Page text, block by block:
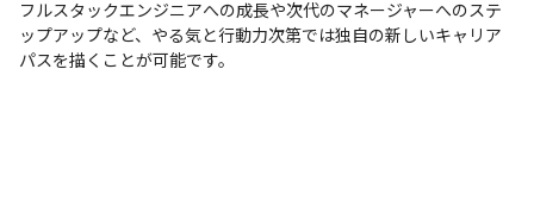
フルスタックエンジニアへの成長や次代のマネージャーへのステ
ップアップなど、やる気と行動力次第では独自の新しいキャリア
パスを描くことが可能です。